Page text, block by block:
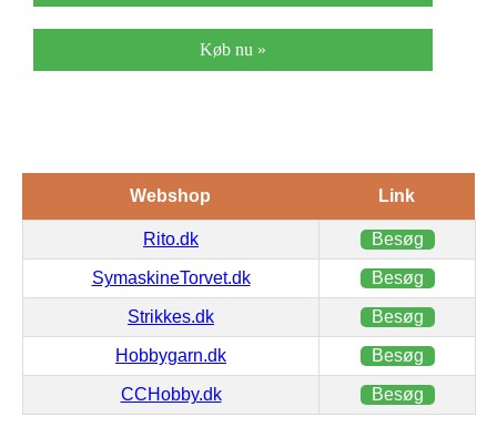
Køb nu »
Webshop Link
Rito.dk Besøg
SymaskineTorvet.dk Besøg
Strikkes.dk Besøg
Hobbygarn.dk Besøg
CCHobby.dk Besøg